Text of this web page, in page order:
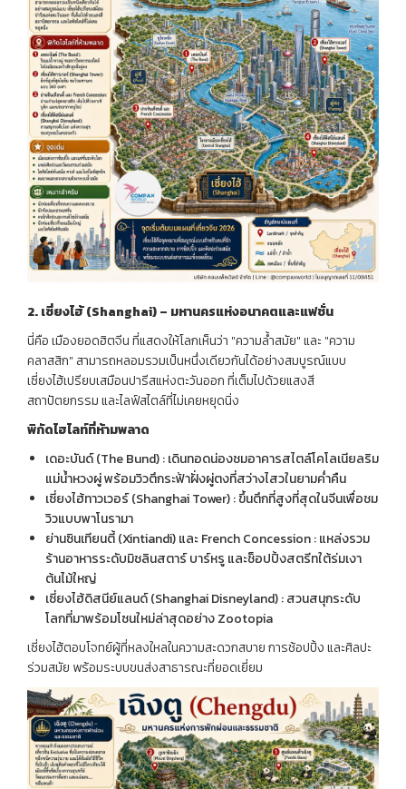
2.เซี่ยงไฮ้(Shanghai) – มหานครแห่งอนาคตและแฟชั่น
นี่คือ เมืองยอดฮิตจีน ที่แสดงให้โลกเห็นว่า "ความล้ำสมัย" และ "ความ
คลาสสิก" สามารถหลอมรวมเป็นหนึ่งเดียวกันได้อย่างสมบูรณ์แบบ
เซี่ยงไฮ้เปรียบเสมือนปารีสแห่งตะวันออก ที่เต็มไปด้วยแสงสี
สถาปัตยกรรม และไลฟ์สไตล์ที่ไม่เคยหยุดนิ่ง
พิกัดไฮไลท์ที่ห้ามพลาด
เดอะบันด์ (The Bund) : เดินทอดน่องชมอาคารสไตล์โคโลเนียลริม
แม่น้ำหวงผู่ พร้อมวิวตึกระฟ้าฝั่งผู่ตงที่สว่างไสวในยามค่ำคืน
เซี่ยงไฮ้ทาวเวอร์ (Shanghai Tower) : ขึ้นตึกที่สูงที่สุดในจีนเพื่อชม
วิวแบบพาโนรามา
ย่านซินเทียนตี้ (Xintiandi) และ French Concession : แหล่งรวม
ร้านอาหารระดับมิชลินสตาร์ บาร์หรู และช็อปปิ้งสตรีทใต้ร่มเงา
ต้นไม้ใหญ่
เซี่ยงไฮ้ดิสนีย์แลนด์ (Shanghai Disneyland) : สวนสนุกระดับ
โลกที่มาพร้อมโซนใหม่ล่าสุดอย่าง Zootopia
เซี่ยงไฮ้ตอบโจทย์ผู้ที่หลงใหลในความสะดวกสบาย การช้อปปิ้ง และศิลปะ
ร่วมสมัย พร้อมระบบขนส่งสาธารณะที่ยอดเยี่ยม